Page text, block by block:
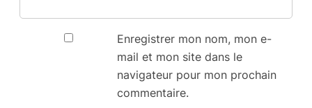
Enregistrer mon nom, mon e-
mail et mon site dans le
navigateur pour mon prochain
commentaire.